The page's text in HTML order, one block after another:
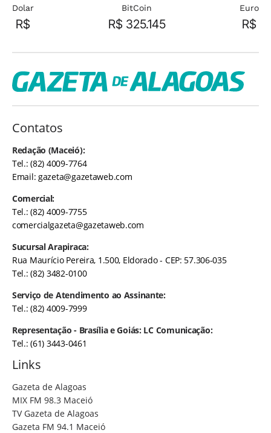
Dolar
R$
BitCoin
R$ 325.145
Euro
R$
Contatos
Redação (Maceió):
Tel.: (82) 4009-7764
Email:gazeta@gazetaweb.com
Comercial:
Tel.: (82) 4009-7755
comercialgazeta@gazetaweb.com
Sucursal Arapiraca:
Rua Maurício Pereira, 1.500, Eldorado - CEP: 57.306-035
Tel.: (82) 3482-0100
Serviço de Atendimento ao Assinante:
Tel.: (82) 4009-7999
Representação - Brasília e Goiás: LC Comunicação:
Tel.: (61) 3443-0461
Links
Gazeta de Alagoas
MIX FM 98.3 Maceió
TV Gazeta de Alagoas
Gazeta FM 94.1 Maceió